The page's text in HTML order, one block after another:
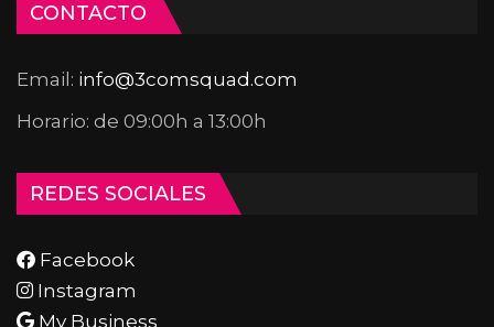
CONTACTO
Email: info@3comsquad.com
Horario: de 09:00h a 13:00h
REDES SOCIALES
Facebook
Instagram
My Business